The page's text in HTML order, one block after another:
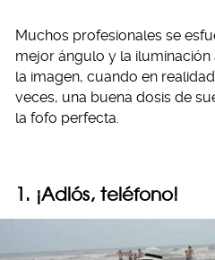
Muchos profesionales se
mejor ángulo y la
la imagen, cuando en
veces, una buena dosis de
la fofo perfecta.
1. ¡Adiós, teléfono!